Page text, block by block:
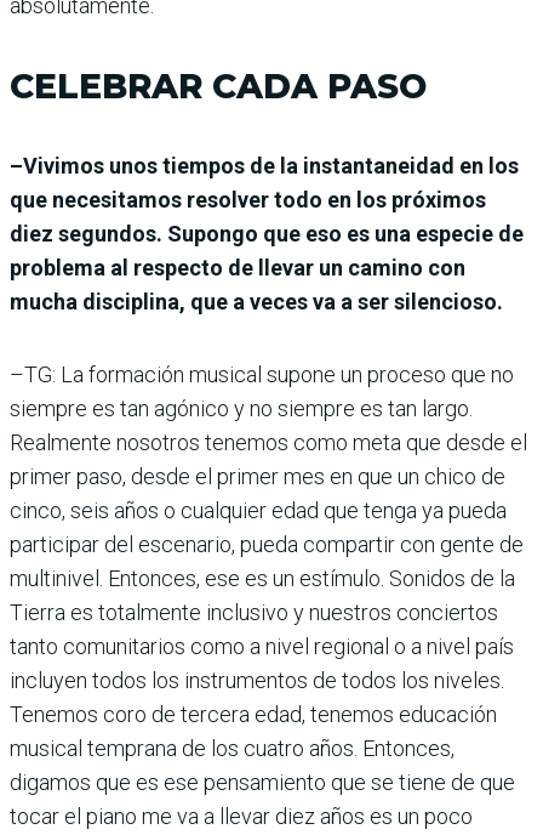
CELEBRAR CADA PASO
–Vivimos unos tiempos de la instantaneidad en los
que necesitamos resolver todo en los próximos
diez segundos. Supongo que eso es una especie de
problema al respecto de llevar un camino con
mucha disciplina, que a veces va a ser silencioso.
–TG: La formación musical supone un proceso que no
siempre es tan agónico y no siempre es tan largo.
Realmente nosotros tenemos como meta que desde el
primer paso, desde el primer mes en que un chico de
cinco, seis años o cualquier edad que tenga ya pueda
participar del escenario, pueda compartir con gente de
multinivel. Entonces, ese es un estímulo. Sonidos de la
Tierra es totalmente inclusivo y nuestros conciertos
tanto comunitarios como a nivel regional o a nivel país
incluyen todos los instrumentos de todos los niveles.
Tenemos coro de tercera edad, tenemos educación
musical temprana de los cuatro años. Entonces,
digamos que es ese pensamiento que se tiene de que
tocar el piano me va a llevar diez años es un poco